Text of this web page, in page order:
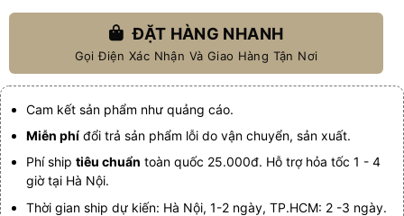
ĐẶT HÀNG NHANH
Gọi Điện Xác Nhận Và Giao Hàng Tận Nơi
Cam kết sản phẩm như quảng cáo.
Miễn phíđổi trả sản phẩm lỗi do vận chuyển, sản xuất.
Phí ship tiêu chuẩn toàn quốc 25.000đ. Hỗ trợ hỏa tốc 1 - 4
giờ tại Hà Nội.
Thời gian ship dự kiến: Hà Nội, 1-2 ngày, TP.HCM: 2 -3 ngày.